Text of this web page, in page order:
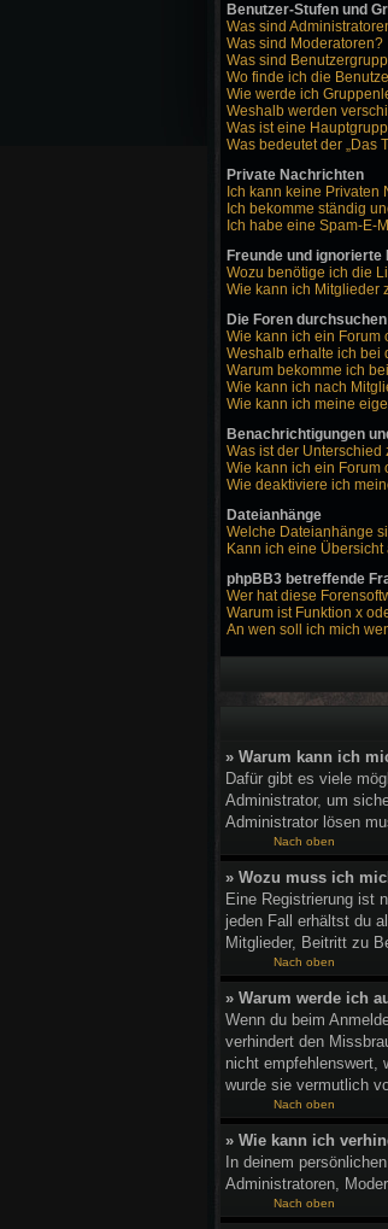
Benutzer-Stufen und
Was sind
Was sind Moderatoren?
Was sind
Wo finde ich die
Wie werde ich
Weshalb werden
Was ist eine
Was bedeutet der „Das
Private Nachrichten
Ich kann keine Privaten
Ich bekomme ständig
Ich habe eine Spam-E-
Freunde und ignorierte
Wozu benötige ich die
Wie kann ich Mitglieder
Die Foren durchsuchen
Wie kann ich ein Forum
Weshalb erhalte ich bei
Warum bekomme ich
Wie kann ich nach
Wie kann ich meine
Benachrichtigungen
Was ist der
Wie kann ich ein Forum
Wie deaktiviere ich
Dateianhänge
Welche Dateianhänge
Kann ich eine
phpBB3 betreffende
Wer hat diese
Warum ist Funktion x
An wen soll ich mich
» Warum kann ich
Dafür gibt es viele
Administrator, um
Administrator lösen
Nach oben
» Wozu muss ich
Eine Registrierung ist
jeden Fall erhältst du
Mitglieder, Beitritt zu
Nach oben
» Warum werde ich
Wenn du beim
verhindert den
nicht empfehlenswert,
wurde sie vermutlich
Nach oben
» Wie kann ich
In deinem
Administratoren,
Nach oben